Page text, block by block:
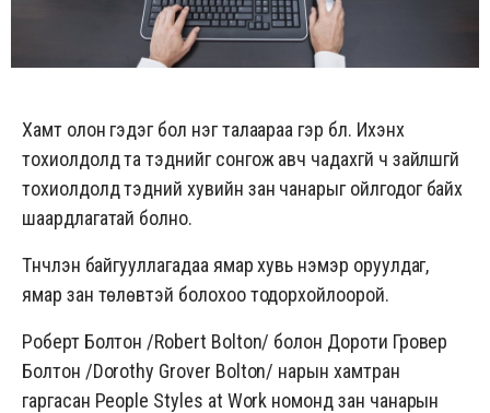
Хамт олон гэдэг бол нэг талаараа гэр бүл. Ихэнх
тохиолдолд та тэднийг сонгож авч чадахгүй ч зайлшгүй
тохиолдолд тэдний хувийн зан чанарыг ойлгодог байх
шаардлагатай болно.
Түүнчлэн байгууллагадаа ямар хувь нэмэр оруулдаг,
ямар зан төлөвтэй болохоо тодорхойлоорой.
Роберт Болтон /Robert Bolton/ болон Дороти Гровер
Болтон /Dorothy Grover Bolton/ нарын хамтран
гаргасан People Styles at Work номонд зан чанарын